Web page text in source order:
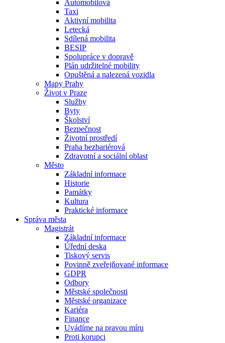
Automobilová
Taxi
Aktivní mobilita
Letecká
Sdílená mobilita
BESIP
Spolupráce v dopravě
Plán udržitelné mobility
Opuštěná a nalezená vozidla
Mapy Prahy
Život v Praze
Služby
Byty
Školství
Bezpečnost
Životní prostředí
Praha bezbariérová
Zdravotní a sociální oblast
Město
Základní informace
Historie
Památky
Kultura
Praktické informace
Správa města
Magistrát
Základní informace
Úřední deska
Tiskový servis
Povinně zveřejňované informace
GDPR
Odbory
Městské společnosti
Městské organizace
Kariéra
Finance
Uvádíme na pravou míru
Proti korupci